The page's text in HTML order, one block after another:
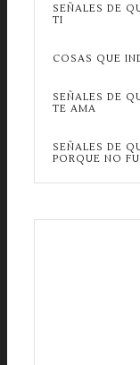
SEÑALES DE
TI
COSAS QUE
SEÑALES DE
TE AMA
SEÑALES DE
PORQUE NO